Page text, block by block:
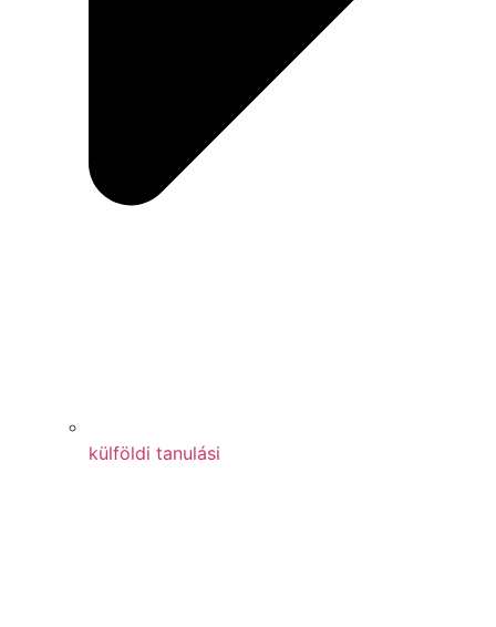
külföldi tanulási